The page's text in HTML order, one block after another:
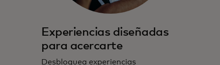
Experiencias diseñadas
para acercarte
Desbloquea experiencias